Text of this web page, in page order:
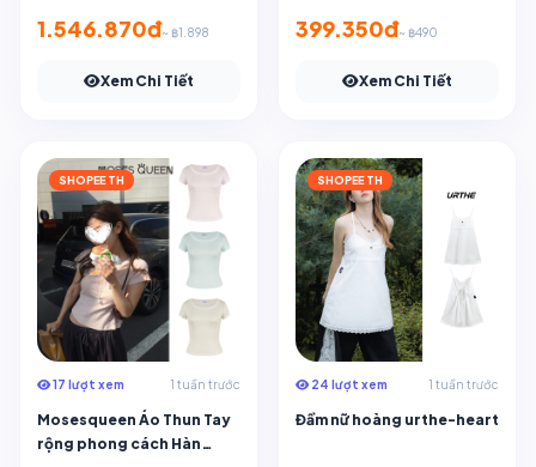
1.546.870đ~ ฿1.898
Xem Chi Tiết
399.350đ~ ฿490
Xem Chi Tiết
SHOPEE TH
17 lượt xem 1 tuần trước
Mosesqueen Áo Thun Tay
rộng phong cách Hàn
SHOPEE TH
24 lượt xem 1 tuần trước
Đầm nữ hoàng urthe-heart